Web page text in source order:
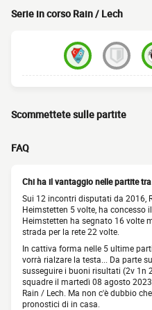
Serie in corso Rain / Lech
Scommettete sulle partite
FAQ
Chi ha il vantaggio nelle partite
Sui 12 incontri disputati da 2016,
Heimstetten 5 volte, ha concesso
Heimstetten ha segnato 16 volte
strada per la rete 22 volte.
In cattiva forma nelle 5 ultime
vorrà rialzare la testa... Da parte
susseguire i buoni risultati (2v 1n
squadre il martedì 08 agosto
Rain / Lech. Ma non c'è dubbio
pronostici di in casa.